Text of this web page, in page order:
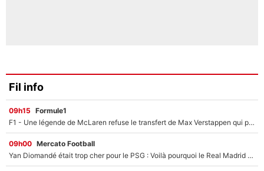
Fil info
09h15 Formule1
F1 - Une légende de McLaren refuse le transfert de Max Verstappen qui pourrait «faire des vagues» et plomber l'ambiance dans l'équipe
09h00 Mercato Football
Yan Diomandé était trop cher pour le PSG : Voilà pourquoi le Real Madrid a accepté de payer la somme record de 140M€ pour boucler son transfert !